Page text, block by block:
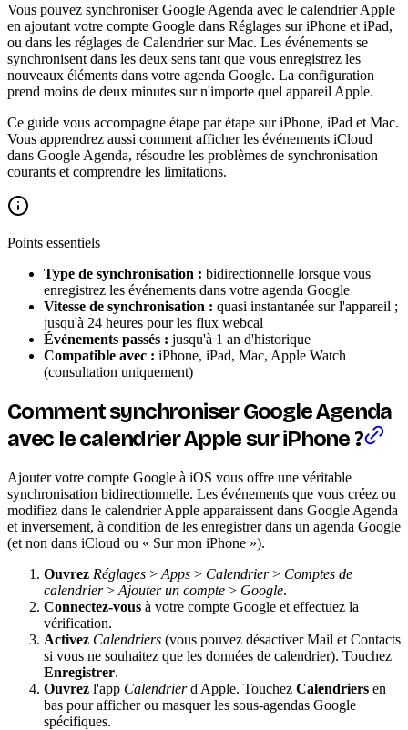
Vous pouvez synchroniser Google Agenda avec le calendrier Apple
en ajoutant votre compte Google dans Réglages sur iPhone et iPad,
ou dans les réglages de Calendrier sur Mac. Les événements se
synchronisent dans les deux sens tant que vous enregistrez les
nouveaux éléments dans votre agenda Google. La configuration
prend moins de deux minutes sur n'importe quel appareil Apple.
Ce guide vous accompagne étape par étape sur iPhone, iPad et Mac.
Vous apprendrez aussi comment afficher les événements iCloud
dans Google Agenda, résoudre les problèmes de synchronisation
courants et comprendre les limitations.
Points essentiels
Type de synchronisation : bidirectionnelle lorsque vous
enregistrez les événements dans votre agenda Google
Vitesse de synchronisation : quasi instantanée sur l'appareil ;
jusqu'à 24 heures pour les flux webcal
Événements passés : jusqu'à 1 an d'historique
Compatible avec : iPhone, iPad, Mac, Apple Watch
(consultation uniquement)
Comment synchroniser Google Agenda
avec le calendrier Apple sur iPhone ?
Ajouter votre compte Google à iOS vous offre une véritable
synchronisation bidirectionnelle. Les événements que vous créez ou
modifiez dans le calendrier Apple apparaissent dans Google Agenda
et inversement, à condition de les enregistrer dans un agenda Google
(et non dans iCloud ou « Sur mon iPhone »).
Ouvrez Réglages > Apps > Calendrier> Comptes de
calendrier> Ajouter un compte > Google.
Connectez-vous à votre compte Google et effectuez la
vérification.
Activez Calendriers (vous pouvez désactiver Mail et Contacts
si vous ne souhaitez que les données de calendrier). Touchez
Enregistrer.
Ouvrez l'app Calendrierd'Apple. Touchez Calendriers en
bas pour afficher ou masquer les sous-agendas Google
spécifiques.